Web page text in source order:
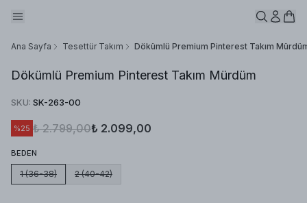
Ana Sayfa Tesettür Takım Dökümlü Premium Pinterest Takım
Dökümlü Premium Pinterest Takım Mürdüm
SKU: SK-263-00
%25 ₺ 2.799,00₺ 2.099,00
BEDEN
1 (36-38) 2 (40-42)